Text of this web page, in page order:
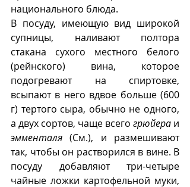
национального блюда.
В посуду, имеющую вид широкой
супницы, наливают полтора
стакана сухого местного белого
(рейнского) вина, которое
подогревают на спиртовке,
всыпают в него вдвое больше (600
г) тертого сыра, обычно не одного,
а двух сортов, чаще всего грюйера
эмменталя (См.), и размешивают
так, чтобы он растворился в вине. В
посуду добавляют три-четыре
чайные ложки картофельной муки,